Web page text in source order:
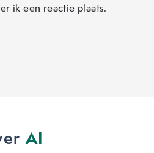
ik een reactie plaats.
AI